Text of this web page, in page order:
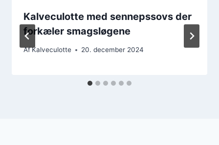
Kalveculotte med sennepssovs der
forkæler smagsløgene
AfKalveculotte 20. december 2024